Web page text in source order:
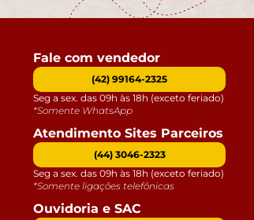
Fale com vendedor
(42) 99164-2325
Seg a sex. das 09h às 18h (exceto feriado)
*Somente WhatsApp
Atendimento Sites Parceiros
(44) 3046-2323
Seg a sex. das 09h às 18h (exceto feriado)
*Somente ligações telefônicas
Ouvidoria e SAC